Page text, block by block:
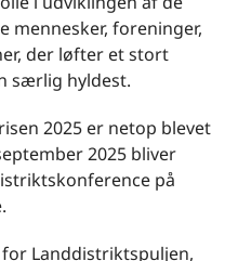
mennesker, foreninger,
der løfter et stort
særlig hyldest.
2025 er netop blevet
2025 bliver
på
Landdistriktspuljen,